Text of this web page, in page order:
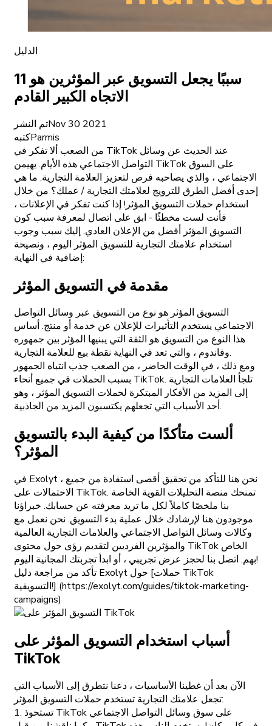
الدليل
11 سببًا يجعل التسويق عبر المؤثرين هو
الاتجاه الكبير القادم
تم النشرNov 30 2021
كتبهParmis
من الصعب ألا تفكر في TikTok عند الحديث عن وسائل
التواصل الاجتماعي هذه الأيام. يهيمن TikTok على السوق
الاجتماعي ، والذي يصاحبه فرص لتعزيز العلامة التجارية. ما هي
إحدى أفضل الطرق للترويج لعلامتك التجارية / عملك؟ من خلال
استخدام حملات التسويق المؤثر! إذا كنت تفكر في الإعلانات ،
فأنت لست مخطئًا - ابق على اتصال لمعرفة سبب كون
التسويق المؤثر أفضل من الإعلان العادي. إليك سبب وجوب
استخدام علامتك التجارية للتسويق المؤثر اليوم ، ونصيحة
إضافية في النهاية:
مقدمة في التسويق المؤثر
التسويق المؤثر هو نوع من التسويق عبر وسائل التواصل
الاجتماعي يستخدم التأثيرات للإعلان عن خدمة أو منتج. أساس
هذا النوع من التسويق هو الثقة التي يبنيها المؤثر بين جمهوره
وفاندوم ، والتي تعد في النهاية نقطة بيع للعلامة التجارية.
ومع ذلك ، في الوقت الحاضر ، من الصعب جذب انتباه الجمهور
بسبب الحملات في جميع أنحاء TikTok. تلجأ العلامات التجارية
إلى المزيد من الأفكار المبتكرة لحملات التسويق المؤثر ، وهو
أحد الأسباب التي تجعلهم يكتسبون المزيد من الجاذبية.
ألست متأكدًا من كيفية البدء بالتسويق
المؤثر؟
في Exolyt ، نحن هنا للتأكد من تحقيق أقصى استفادة من جميع
الاحتمالات على TikTok. تمنحك منصة التحليلات القوية الخاصة
بنا ملخصًا كاملاً لكل ما تريد معرفته عن حسابك. خبراؤنا
موجودون هنا لإرشادك خلال عملية بدء التسويق. نحن نعمل مع
وكالات وسائل التواصل الاجتماعي والعلامات التجارية العالمية
والمؤثرين الفرديين لتقديم رؤى حول محتوى TikTok الخاص
بهم. اتصل بنا لحجز عرض تجريبي ، أو ابدأ تجربتك المجانية اليوم!
تأكد من مراجعة دليل Exolyt حول [حملات TikTok
التسويقية!] (https://exolyt.com/guides/tiktok-marketing-
campaigns)
أسباب استخدام التسويق المؤثر على
TikTok
الآن بعد أن غطينا الأساسيات ، دعنا نتطرق إلى الأسباب التي
تجعل علامتك التجارية تستخدم حملات التسويق المؤثر:
1. تستحوذ TikTok على سوق وسائل التواصل الاجتماعي